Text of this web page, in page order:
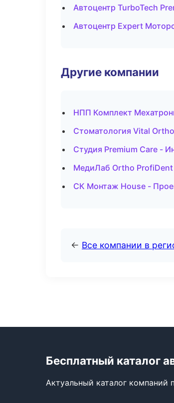
Автоцентр TurboTech
Автоцентр Expert
Другие компании
НПП Комплект
Стоматология Vital
Студия Premium Care -
МедиЛаб Ortho ProfiDent
СК Монтаж House -
← Все компании в
Бесплатный каталог
Актуальный каталог компаний